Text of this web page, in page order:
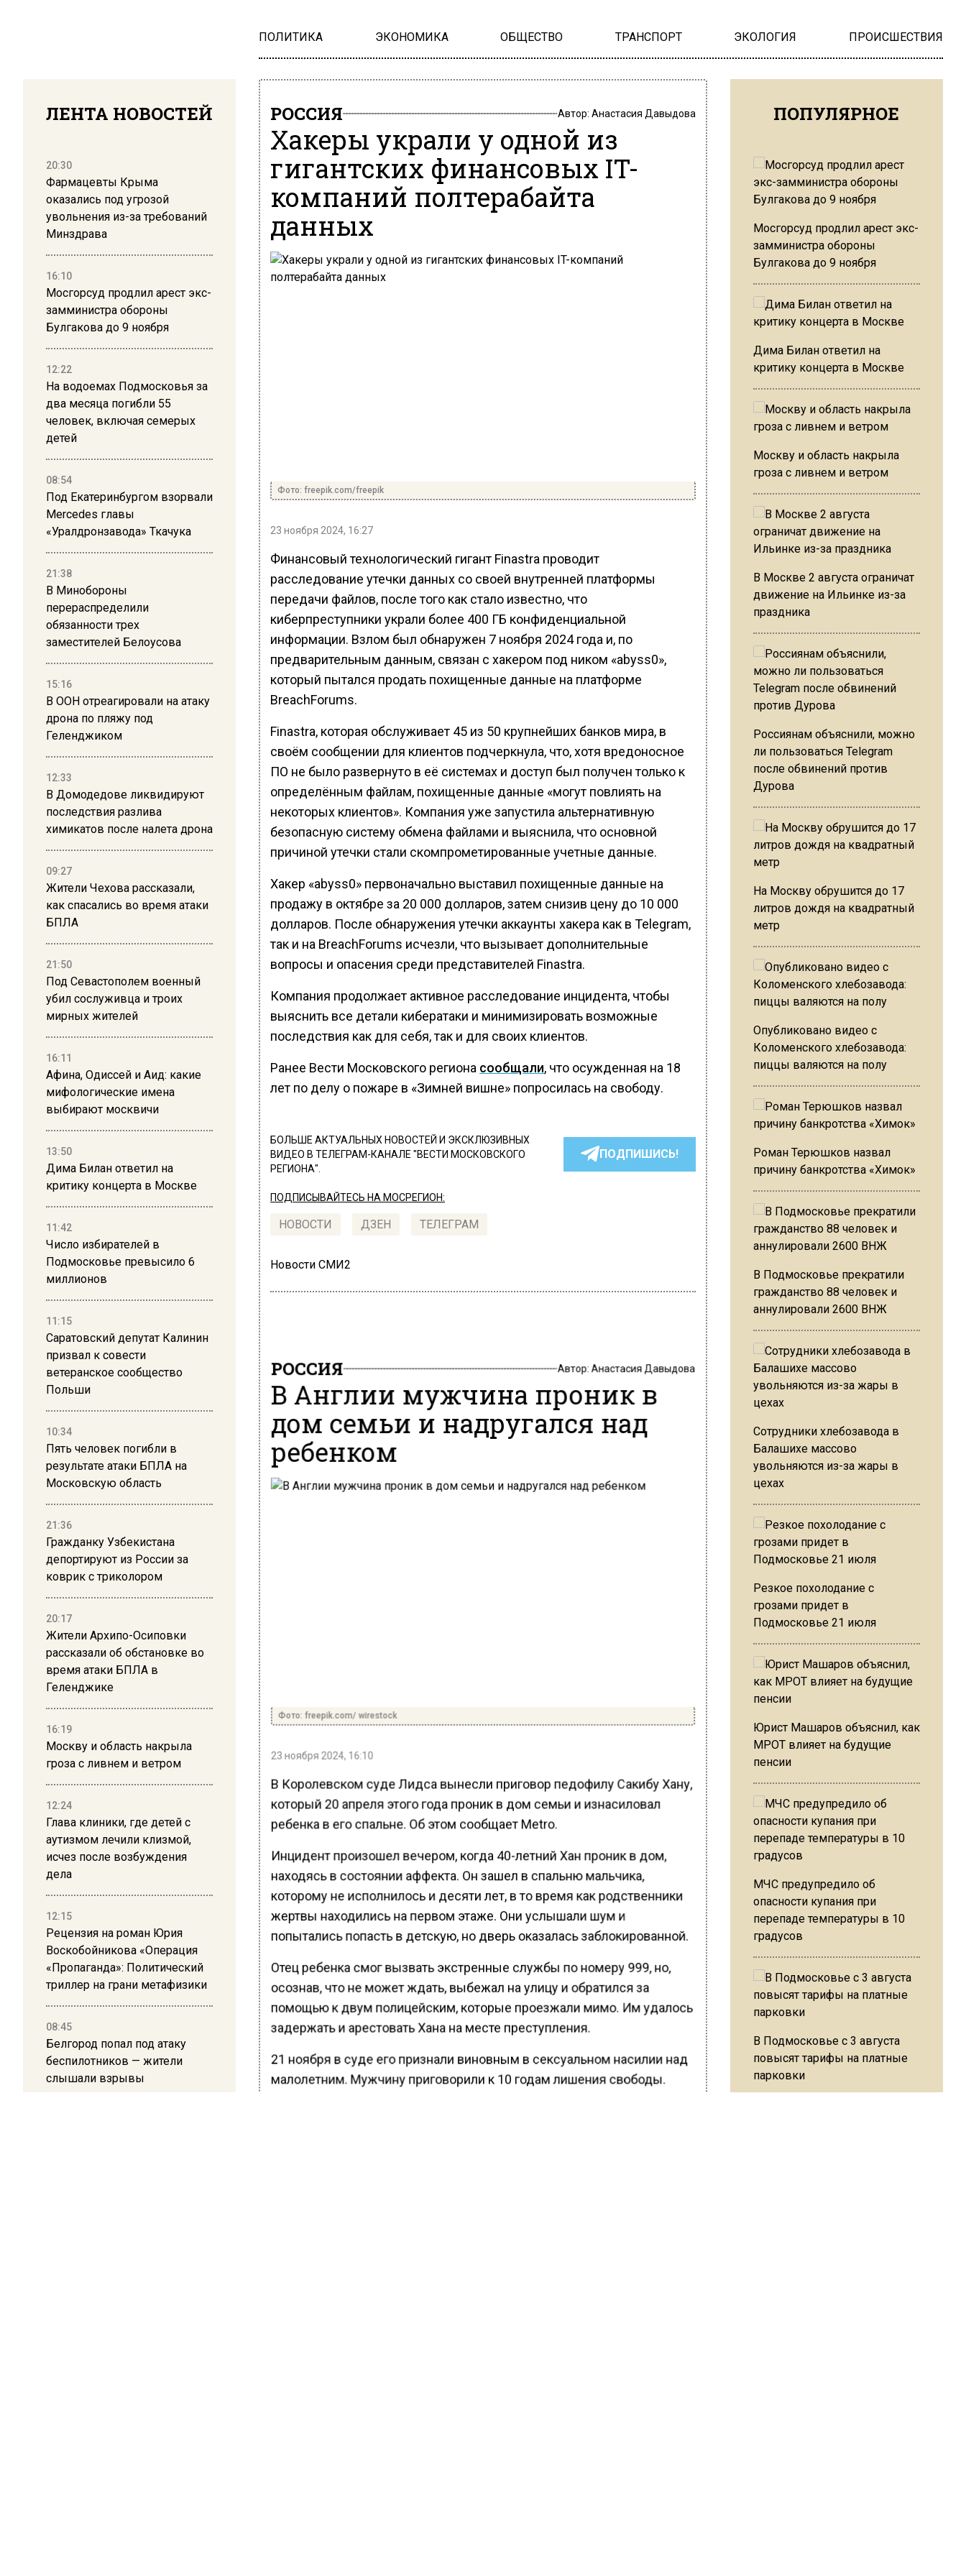
ПОЛИТИКА ЭКОНОМИКА ОБЩЕСТВО ТРАНСПОРТ ЭКОЛОГИЯ ПРОИСШЕСТВИЯ
ЛЕНТА НОВОСТЕЙ
20:30
Фармацевты Крыма
оказались под угрозой
увольнения из-за требований
Минздрава
16:10
Мосгорсуд продлил арест экс-
замминистра обороны
Булгакова до 9 ноября
12:22
На водоемах Подмосковья за
два месяца погибли 55
человек, включая семерых
детей
08:54
Под Екатеринбургом взорвали
Mercedes главы
«Уралдронзавода» Ткачука
21:38
В Минобороны
перераспределили
обязанности трех
заместителей Белоусова
15:16
В ООН отреагировали на атаку
дрона по пляжу под
Геленджиком
12:33
В Домодедове ликвидируют
последствия разлива
химикатов после налета дрона
09:27
Жители Чехова рассказали,
как спасались во время атаки
БПЛА
21:50
Под Севастополем военный
убил сослуживца и троих
мирных жителей
16:11
Афина, Одиссей и Аид: какие
мифологические имена
выбирают москвичи
13:50
Дима Билан ответил на
критику концерта в Москве
11:42
Число избирателей в
Подмосковье превысило 6
миллионов
11:15
Саратовский депутат Калинин
призвал к совести
ветеранское сообщество
Польши
10:34
Пять человек погибли в
результате атаки БПЛА на
Московскую область
21:36
Гражданку Узбекистана
депортируют из России за
коврик с триколором
20:17
Жители Архипо-Осиповки
рассказали об обстановке во
время атаки БПЛА в
Геленджике
16:19
Москву и область накрыла
гроза с ливнем и ветром
12:24
Глава клиники, где детей с
аутизмом лечили клизмой,
исчез после возбуждения
дела
12:15
Рецензия на роман Юрия
Воскобойникова «Операция
«Пропаганда»: Политический
триллер на грани метафизики
08:45
Белгород попал под атаку
беспилотников — жители
слышали взрывы
РОССИЯ Автор: Анастасия Давыдова
Хакеры украли у одной из
гигантских финансовых IT-
компаний полтерабайта
данных
Фото: freepik.com/freepik
23 ноября 2024, 16:27
Финансовый технологический гигант Finastra проводит
расследование утечки данных со своей внутренней платформы
передачи файлов, после того как стало известно, что
киберпреступники украли более 400 ГБ конфиденциальной
информации. Взлом был обнаружен 7 ноября 2024 года и, по
предварительным данным, связан с хакером под ником «abyss0»,
который пытался продать похищенные данные на платформе
BreachForums.
Finastra, которая обслуживает 45 из 50 крупнейших банков мира, в
своём сообщении для клиентов подчеркнула, что, хотя вредоносное
ПО не было развернуто в её системах и доступ был получен только к
определённым файлам, похищенные данные «могут повлиять на
некоторых клиентов». Компания уже запустила альтернативную
безопасную систему обмена файлами и выяснила, что основной
причиной утечки стали скомпрометированные учетные данные.
Хакер «abyss0» первоначально выставил похищенные данные на
продажу в октябре за 20 000 долларов, затем снизив цену до 10 000
долларов. После обнаружения утечки аккаунты хакера как в Telegram,
так и на BreachForums исчезли, что вызывает дополнительные
вопросы и опасения среди представителей Finastra.
Компания продолжает активное расследование инцидента, чтобы
выяснить все детали кибератаки и минимизировать возможные
последствия как для себя, так и для своих клиентов.
Ранее Вести Московского региона сообщали, что осужденная на 18
лет по делу о пожаре в «Зимней вишне» попросилась на свободу.
БОЛЬШЕ АКТУАЛЬНЫХ НОВОСТЕЙ И ЭКСКЛЮЗИВНЫХ
ВИДЕО В ТЕЛЕГРАМ-КАНАЛЕ "ВЕСТИ МОСКОВСКОГО
РЕГИОНА".
ПОДПИШИСЬ!
ПОДПИСЫВАЙТЕСЬ НА МОСРЕГИОН:
НОВОСТИ ДЗЕН ТЕЛЕГРАМ
Новости СМИ2
РОССИЯ Автор: Анастасия Давыдова
В Англии мужчина проник в
дом семьи и надругался над
ребенком
Фото: freepik.com/ wirestock
23 ноября 2024, 16:10
В Королевском суде Лидса вынесли приговор педофилу Сакибу Хану,
который 20 апреля этого года проник в дом семьи и изнасиловал
ребенка в его спальне. Об этом сообщает Metro.
Инцидент произошел вечером, когда 40-летний Хан проник в дом,
находясь в состоянии аффекта. Он зашел в спальню мальчика,
которому не исполнилось и десяти лет, в то время как родственники
жертвы находились на первом этаже. Они услышали шум и
попытались попасть в детскую, но дверь оказалась заблокированной.
Отец ребенка смог вызвать экстренные службы по номеру 999, но,
осознав, что не может ждать, выбежал на улицу и обратился за
помощью к двум полицейским, которые проезжали мимо. Им удалось
задержать и арестовать Хана на месте преступления.
21 ноября в суде его признали виновным в сексуальном насилии над
малолетним. Мужчину приговорили к 10 годам лишения свободы.
ПОПУЛЯРНОЕ
Мосгорсуд продлил арест экс-
замминистра обороны
Булгакова до 9 ноября
Дима Билан ответил на
критику концерта в Москве
Москву и область накрыла
гроза с ливнем и ветром
В Москве 2 августа ограничат
движение на Ильинке из-за
праздника
Россиянам объяснили, можно
ли пользоваться Telegram
после обвинений против
Дурова
На Москву обрушится до 17
литров дождя на квадратный
метр
Опубликовано видео с
Коломенского хлебозавода:
пиццы валяются на полу
Роман Терюшков назвал
причину банкротства «Химок»
В Подмосковье прекратили
гражданство 88 человек и
аннулировали 2600 ВНЖ
Сотрудники хлебозавода в
Балашихе массово
увольняются из-за жары в
цехах
Резкое похолодание с
грозами придет в
Подмосковье 21 июля
Юрист Машаров объяснил, как
МРОТ влияет на будущие
пенсии
МЧС предупредило об
опасности купания при
перепаде температуры в 10
градусов
В Подмосковье с 3 августа
повысят тарифы на платные
парковки